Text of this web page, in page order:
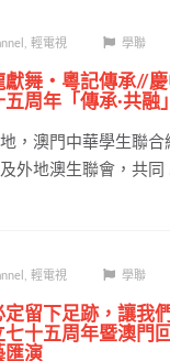
輕電視 學聯
獻舞‧粵記傳承//
周年「傳承·共
，澳門中華學生聯
外地澳生聯會，共同
輕電視 學聯
定留下足跡，讓我
十五周年暨澳門
匯演